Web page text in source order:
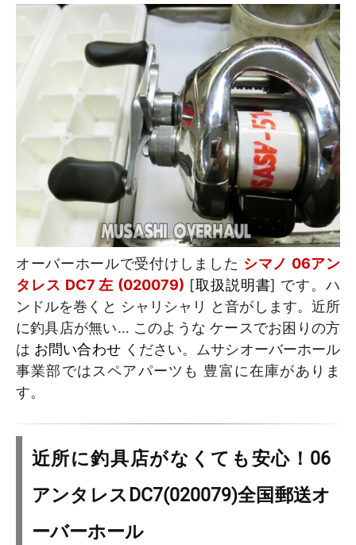
オーバーホールで受付けしました シマノ 06アン
タレス DC7 左 (020079) [取扱説明書] です。ハ
ンドルを巻くと シャリシャリ と音がします。近所
に釣具店が無い… このような ケースでお困りの方
は お問い合わせください。ムサシオーバーホール
事業部ではスペアパーツも 豊富に在庫がありま
す。
近所に釣具店がなくても安心！06
アンタレスDC7(020079)全国郵送オ
ーバーホール